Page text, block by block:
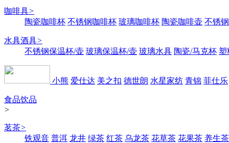
咖啡具>
陶瓷咖啡杯 不锈钢咖啡杯 玻璃咖啡杯 陶瓷咖啡壶 不锈
水具酒具>
不锈钢保温杯/壶 玻璃保温杯/壶 玻璃水具 陶瓷/马克杯 塑
小熊 爱仕达 美之扣 德世朗 水星家纺 青锦 菲仕乐
食品饮品
>
茗茶>
铁观音 普洱 龙井 绿茶 红茶 乌龙茶 花草茶 花果茶 养生茶